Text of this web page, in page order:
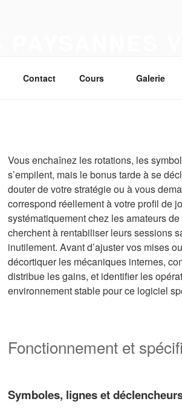
Contact Cours Galerie
Vous enchaînez les rotations, les
s’empilent, mais le bonus tarde à se
douter de votre stratégie ou à vous
correspond réellement à votre profil de
systématiquement chez les amateurs
cherchent à rentabiliser leurs sessions
inutilement. Avant d’ajuster vos mises
décortiquer les mécaniques internes,
distribue les gains, et identifier les
environnement stable pour ce logiciel
Fonctionnement et
Symboles, lignes et